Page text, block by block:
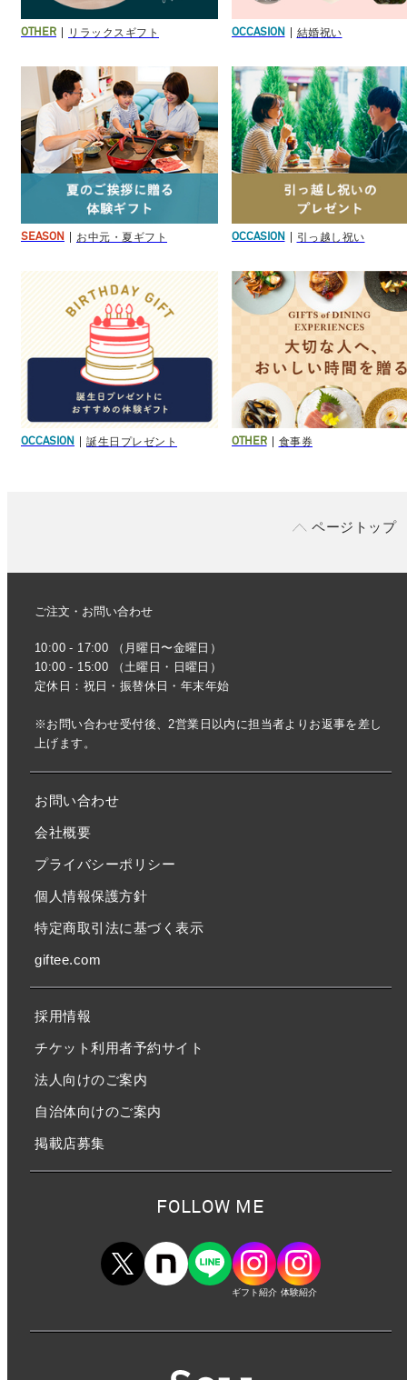
OTHER リラックスギフト OCCASION 結婚祝い
SEASON お中元・夏ギフト OCCASION 引っ越し祝い
OCCASION 誕生日プレゼント OTHER 食事券
ページトップ
ご注文・お問い合わせ
10:00 - 17:00 （月曜日〜金曜日）
10:00 - 15:00 （土曜日・日曜日）
定休日：祝日・振替休日・年末年始
※お問い合わせ受付後、2営業日以内に担当者よりお返事を差し
上げます。
お問い合わせ
会社概要
プライバシーポリシー
個人情報保護方針
特定商取引法に基づく表示
giftee.com
採用情報
チケット利用者予約サイト
法人向けのご案内
自治体向けのご案内
掲載店募集
FOLLOW ME
ギフト紹介 体験紹介